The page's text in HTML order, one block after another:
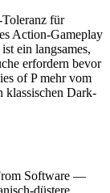
für
Action-Gameplay
ein langsames,
erfordern bevor
of P mehr vom
klassischen Dark-
Software —
düstere